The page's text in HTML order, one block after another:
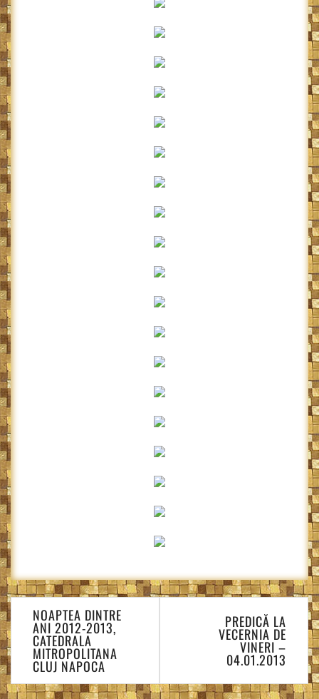
Navigare
în
articole
NOAPTEA DINTRE
ANI 2012-2013,
CATEDRALA
MITROPOLITANA
CLUJ NAPOCA
PREDICĂ LA
VECERNIA DE
VINERI –
04.01.2013